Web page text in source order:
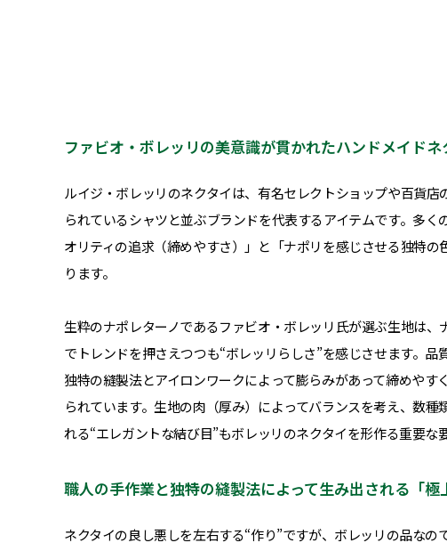
ファビオ・ボレッリの美意識が貫かれたハンドメイドネ
ルイジ・ボレッリのネクタイは、有名セレクトショップや百貨
られているシャツと並ぶブランドを代表するアイテムです。多
オリティの追求（締めやすさ）」と「ナポリを感じさせる独特
ります。
生粋のナポレターノであるファビオ・ボレッリ氏が選ぶ生地は
でトレンドを押さえつつも“ボレッリらしさ”を感じさせます。品
独特の縫製法とアイロンワークによって膨らみがあって締めや
られています。生地の肉（厚み）によってバランスを考え、数
れる“エレガントな結び目”もボレッリのネクタイを形作る重要な
職人の手作業と独特の縫製法によって生み出される「極
ネクタイの良し悪しを左右する“作り”ですが、ボレッリの品な